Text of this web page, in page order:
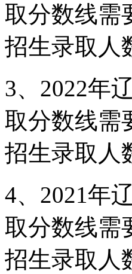
取分数线需
招生录取人
3、2022年
取分数线需
招生录取人
4、2021年
取分数线需
招生录取人